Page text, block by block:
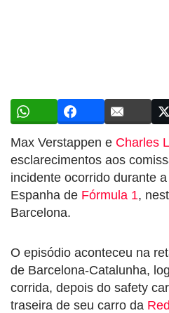
Max Verstappen e Charles
esclarecimentos aos
incidente ocorrido durante
Espanha de Fórmula 1,
Barcelona.
O episódio aconteceu na
de Barcelona-Catalunha,
corrida, depois do safety
traseira de seu carro da